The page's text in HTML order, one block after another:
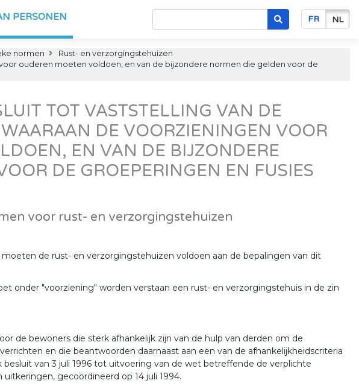
PERSONEN FR NL
normen
Rust- en verzorgingstehuizen
ouderen moeten voldoen, en van de bijzondere normen die gelden voor de
TOT VASTSTELLING VAN DE
DE VOORZIENINGEN VOOR
EN VAN DE BIJZONDERE
DE GROEPERINGEN EN FUSIES
voor rust- en verzorgingstehuizen
de rust- en verzorgingstehuizen voldoen aan de bepalingen van dit
onder "voorziening" worden verstaan een rust- en verzorgingstehuis in de zin
de bewoners die sterk afhankelijk zijn van de hulp van derden om de
en die beantwoorden daarnaast aan een van de afhankelijkheidscriteria
besluit van 3 juli 1996 tot uitvoering van de wet betreffende de verplichte
gecoördineerd op 14 juli 1994.